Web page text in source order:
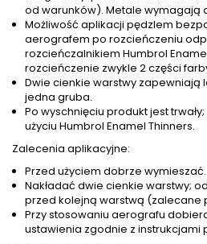
od warunków). Metale wymagają
Możliwość aplikacji pędzlem
aerografem po rozcieńczeniu
rozcieńczalnikiem Humbrol
rozcieńczenie zwykle 2 części
Dwie cienkie warstwy zapewniają
jedna gruba.
Po wyschnięciu produkt jest
użyciu Humbrol Enamel Thinners.
Zalecenia aplikacyjne:
Przed użyciem dobrze wymieszać.
Nakładać dwie cienkie warstwy;
przed kolejną warstwą (zalecane
Przy stosowaniu aerografu
ustawienia zgodnie z instrukcjami